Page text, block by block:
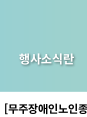
행사소식란
[무주장애인노인